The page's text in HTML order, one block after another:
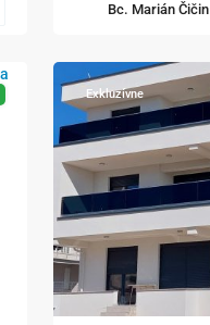
Bc. Marián Čičin
Exkluzívne